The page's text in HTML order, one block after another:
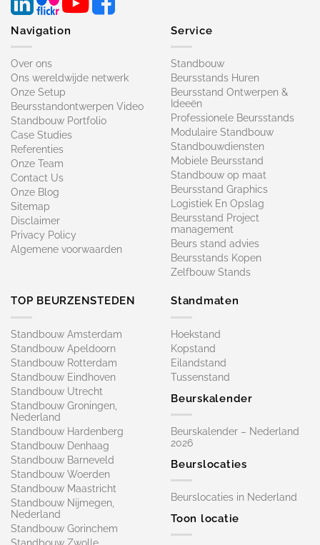
Navigation
Over ons
Ons wereldwijde netwerk
Onze Setup
Beursstandontwerpen Video
Standbouw Portfolio
Case Studies
Referenties
Onze Team
Contact Us
Onze Blog
Sitemap
Disclaimer
Privacy Policy
Algemene voorwaarden
Service
Standbouw
Beursstands Huren
Beursstand Ontwerpen &
Ideeën
Professionele Beursstands
Modulaire Standbouw
Standbouwdiensten
Mobiele Beursstand
Standbouw op maat​
Beursstand Graphics
Logistiek En Opslag
Beursstand Project
management
Beurs stand advies
Beursstands Kopen
Zelfbouw Stands
TOP BEURZENSTEDEN
Standbouw Amsterdam
Standbouw Apeldoorn
Standbouw Rotterdam
Standbouw Eindhoven
Standbouw Utrecht
Standbouw Groningen,
Nederland
Standbouw Hardenberg
Standbouw Denhaag
Standbouw Barneveld
Standbouw Woerden
Standbouw Maastricht
Standbouw Nijmegen,
Nederland
Standbouw Gorinchem
Standbouw Zwolle
Standmaten
Hoekstand
Kopstand
Eilandstand
Tussenstand
Beurskalender
Beurskalender – Nederland
2026
Beurslocaties
Beurslocaties in Nederland
Toon locatie